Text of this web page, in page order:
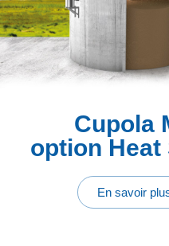
Cupola
option Heat
En savoir